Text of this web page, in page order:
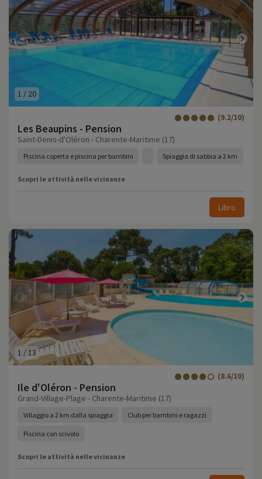
1 / 20
Les Beaupins - Pension
(9.2/10)
Saint-Denis-d'Oléron - Charente-Maritime (17)
Piscina coperta e piscina per bambini Spiaggia di sabbia a 2 km
Scopri le attività nelle vicinanze
Libro
1 / 13
Ile d'Oléron - Pension
(8.6/10)
Grand-Village-Plage - Charente-Maritime (17)
Villaggio a 2 km dalla spiaggia Club per bambini e ragazzi
Piscina con scivolo
Scopri le attività nelle vicinanze